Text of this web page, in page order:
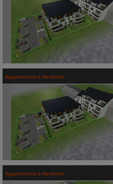
Appartement à Neufchef
Appartement à Neufchef